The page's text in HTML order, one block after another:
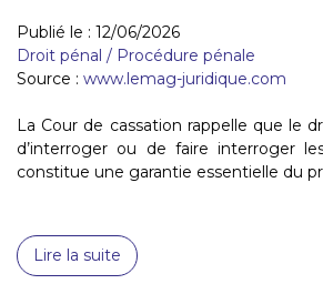
Publié le : 12/06/2026
Droit pénal / Procédure pénale
Source : www.lemag-juridique.com
La Cour de cassation rappelle que le
d’interroger ou de faire interroger
constitue une garantie essentielle du
Lire la suite